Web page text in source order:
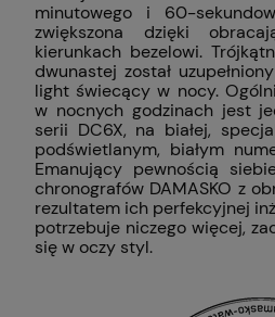
minutowego i 60-
zwiększona dzięki
kierunkach bezelowi.
dwunastej został
light świecący w nocy.
w nocnych godzinach jest
serii DC6X, na białej,
podświetlanym, białym
Emanujący pewnością
chronografów DAMASKO z
rezultatem ich perfekcyjnej
potrzebuje niczego więcej,
się w oczy styl.